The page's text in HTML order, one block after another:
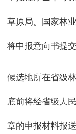
草原局。国家林
将申报意向书提
候选地所在省级
底前将经省级人
章的申报材料报